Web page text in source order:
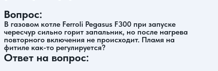
Вопрос:
В газовом котле Ferroli Pegasus F300 при запуске
чересчур сильно горит запальник, но после нагрева
повторного включения не происходит. Пламя на
фитиле как-то регулируется?
Ответ на вопрос: